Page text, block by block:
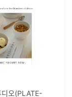
디오(PLATE-